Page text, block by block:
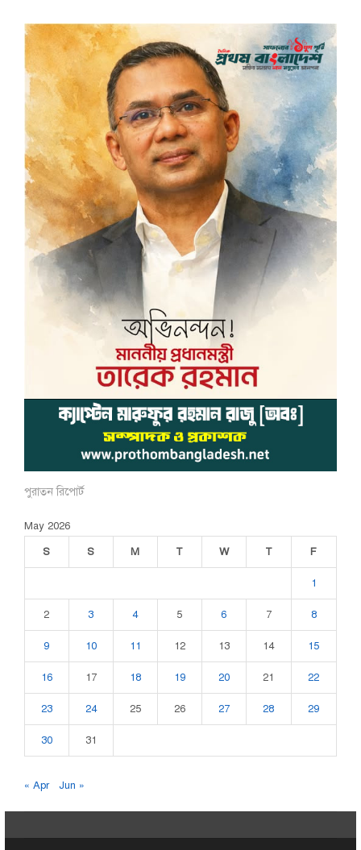
পুরাতন রিপোর্ট
May 2026
S
S M T W T F
1
2 3 4 5 6 7 8
9 10 11 12 13 14 15
16 17 18 19 20 21 22
23 24 25 26 27 28 29
30 31
« Apr Jun »